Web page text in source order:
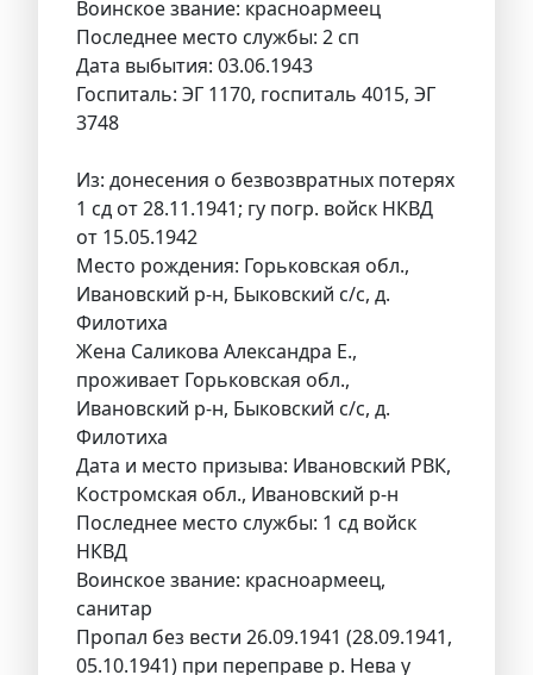
Воинское звание: красноармеец
Последнее место службы: 2 сп
Дата выбытия: 03.06.1943
Госпиталь: ЭГ 1170, госпиталь 4015, ЭГ
3748
Из: донесения о безвозвратных потерях
1 сд от 28.11.1941; гу погр. войск НКВД
от 15.05.1942
Место рождения: Горьковская обл.,
Ивановский р-н, Быковский с/с, д.
Филотиха
Жена Саликова Александра Е.,
проживает Горьковская обл.,
Ивановский р-н, Быковский с/с, д.
Филотиха
Дата и место призыва: Ивановский РВК,
Костромская обл., Ивановский р-н
Последнее место службы: 1 сд войск
НКВД
Воинское звание: красноармеец,
санитар
Пропал без вести 26.09.1941 (28.09.1941,
05.10.1941) при переправе р. Нева у